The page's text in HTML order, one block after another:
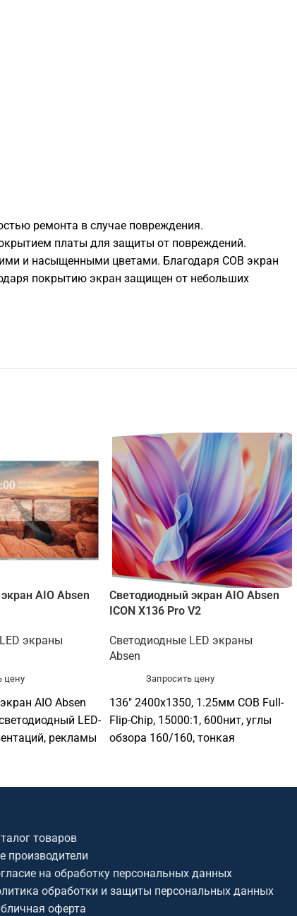
ремонта в случае повреждения.
платы для защиты от повреждений.
и насыщенными цветами. Благодаря СОВ экран
покрытию экран защищен от небольших
AIO Absen
экраны
цену
AIO Absen
LED-
рекламы
задачу,
и
бренд
Светодиодный экран AIO Absen
ICON X136 Pro V2
Светодиодные LED экраны
Absen
Запросить цену
136" 2400x1350, 1.25мм COB Full-
Flip-Chip, 15000:1, 600нит, углы
обзора 160/160, тонкая
USB2.0*1(Debugging), Audio Out*1,
товаров
производители
на обработку персональных данных
обработки и защиты персональных данных
оферта